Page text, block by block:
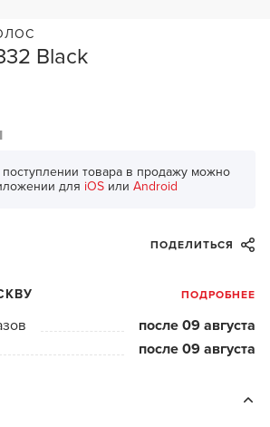
Black
товара в продажу можно
для iOS или Android
ПОДЕЛИТЬСЯ
ПОДРОБНЕЕ
после 09 августа
после 09 августа